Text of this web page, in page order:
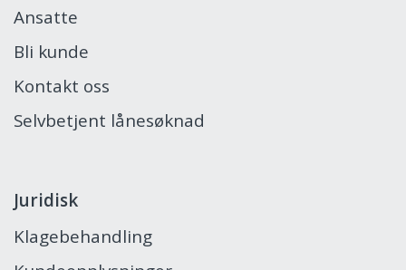
Ansatte
Bli kunde
Kontakt oss
Selvbetjent lånesøknad
Juridisk
Klagebehandling